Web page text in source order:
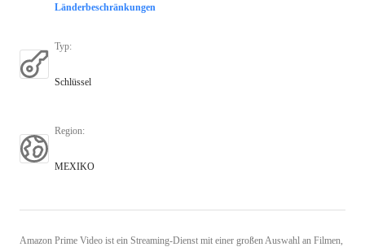
Länderbeschränkungen
Typ:
Schlüssel
Region:
MEXIKO
Amazon Prime Video ist ein Streaming-Dienst mit einer großen Auswahl an Filmen,